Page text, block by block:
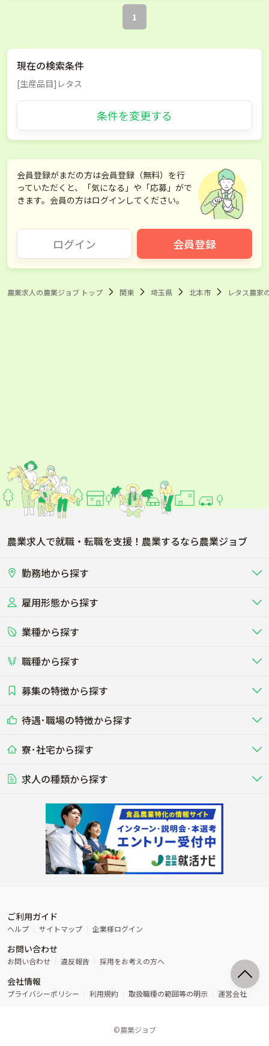
1
現在の検索条件
[生産品目]レタス
条件を変更する
会員登録がまだの方は会員登録（無料）を行
っていただくと、「気になる」や「応募」がで
きます。会員の方はログインしてください。
ログイン 会員登録
農業求人の農業ジョブ トップ 関東 埼玉県 北本市 レタス農家
農業求人で就職・転職を支援！農業するなら農業ジョブ
勤務地から探す
北海道
関東
東海
雇用形態から探す
正社員 バイト・アルバイト・パート
短期アルバイト
その他（独立・副業など）
業種から探す
畜産（酪農･肉牛･養豚･養鶏など）
酪農
する牧場
養豚
る養豚場
レースで活躍する馬の手入れや子馬
その他畜産
その他動物の畜産業（羊、ウズラな
ど）
畑・圃場で野菜・穀物を生産 ビニールハウスで多様な野菜の生産
稲作
ビニールハウスで観賞用植物の栽
植物工場
環境制御された工場で野菜の生産管
理
農業資材･肥料
農場設備・肥料・飼料の生産・流
農業用の機械・機材の開発・販
流通･商社
農産物・農産品の物流・卸し・輸出
入
製造･加工･販売 福祉
その他農業関連企業
ネス
その他業種
木材の植林・伐採・加工、または
漁業･養殖
魚介類の採捕・養殖、または水産加
工場
職種から探す
農場･牧場･現場職
専門職（獣医師･人工授精師･
研究･開発 WEB･IT
その他職種
募集の特徴から探す
未経験歓迎
学歴不問
50代採用実績あり
AT免許OK
内定まで最短1週間 管理者･幹部採用
待遇･職場の特徴から探す
社会保険完備
食事補助あり
年間休日100日以上
経験者優遇 独立支援可能
寮･社宅から探す
単身寮あり
寮･社宅相談可
求人の種類から探す
転職おまかせ求人
ご利用ガイド
ヘルプ サイトマップ 企業様ログイン
お問い合わせ
お問い合わせ 違反報告 採用をお考えの方へ
会社情報
プライバシーポリシー 利用規約 取扱職種の範囲等の明示 運営会社
©農業ジョブ